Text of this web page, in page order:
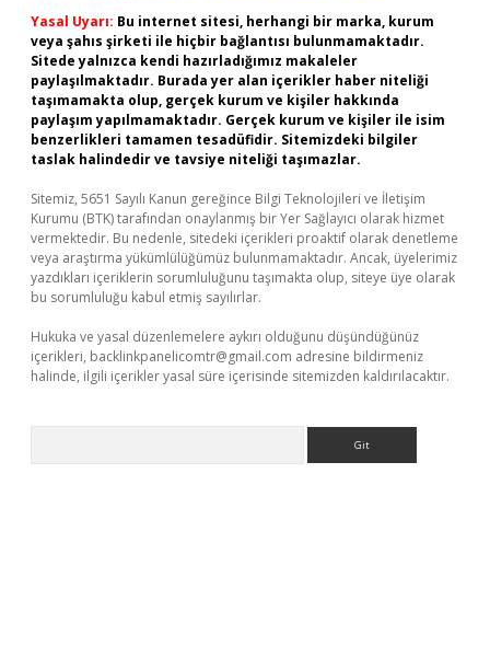
Yasal Uyarı: Bu internet sitesi, herhangi bir marka, kurum
veya şahıs şirketi ile hiçbir bağlantısı bulunmamaktadır.
Sitede yalnızca kendi hazırladığımız makaleler
paylaşılmaktadır. Burada yer alan içerikler haber niteliği
taşımamakta olup, gerçek kurum ve kişiler hakkında
paylaşım yapılmamaktadır. Gerçek kurum ve kişiler ile isim
benzerlikleri tamamen tesadüfidir. Sitemizdeki bilgiler
taslak halindedir ve tavsiye niteliği taşımazlar.
Sitemiz, 5651 Sayılı Kanun gereğince Bilgi Teknolojileri ve İletişim
Kurumu (BTK) tarafından onaylanmış bir Yer Sağlayıcı olarak hizmet
vermektedir. Bu nedenle, sitedeki içerikleri proaktif olarak denetleme
veya araştırma yükümlülüğümüz bulunmamaktadır. Ancak, üyelerimiz
yazdıkları içeriklerin sorumluluğunu taşımakta olup, siteye üye olarak
bu sorumluluğu kabul etmiş sayılırlar.
Hukuka ve yasal düzenlemelere aykırı olduğunu düşündüğünüz
içerikleri, backlinkpanelicomtr@gmail.com adresine bildirmeniz
halinde, ilgili içerikler yasal süre içerisinde sitemizden kaldırılacaktır.